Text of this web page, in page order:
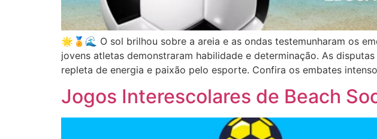
🌟🏅🌊 O sol brilhou sobre a areia e as ondas testemunharam os
jovens atletas demonstraram habilidade e determinação. As
repleta de energia e paixão pelo esporte. Confira os embates
Jogos Interescolares de Beach